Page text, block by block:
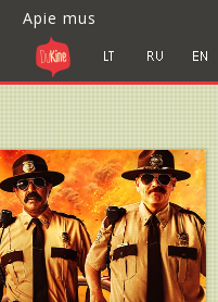
Apie mus